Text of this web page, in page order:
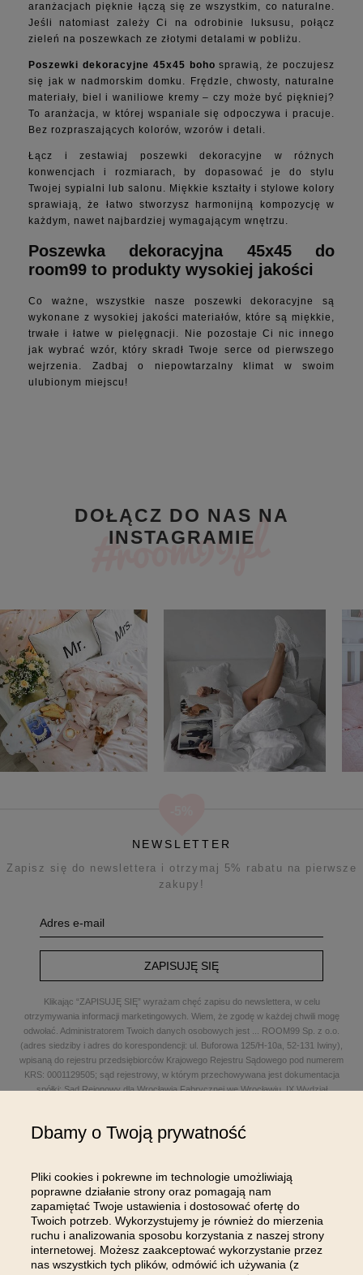
aranżacjach pięknie łączą się ze wszystkim, co naturalne.
Jeśli natomiast zależy Ci na odrobinie luksusu, połącz
zieleń na poszewkach ze złotymi detalami w pobliżu.
Poszewki dekoracyjne 45x45 boho sprawią, że poczujesz
się jak w nadmorskim domku. Frędzle, chwosty, naturalne
materiały, biel i waniliowe kremy – czy może być piękniej?
To aranżacja, w której wspaniale się odpoczywa i pracuje.
Bez rozpraszających kolorów, wzorów i detali.
Łącz i zestawiaj poszewki dekoracyjne w różnych
konwencjach i rozmiarach, by dopasować je do stylu
Twojej sypialni lub salonu. Miękkie kształty i stylowe kolory
sprawiają, że łatwo stworzysz harmonijną kompozycję w
każdym, nawet najbardziej wymagającym wnętrzu.
Poszewka dekoracyjna 45x45 do
room99 to produkty wysokiej jakości
Co ważne, wszystkie nasze poszewki dekoracyjne są
wykonane z wysokiej jakości materiałów, które są miękkie,
trwałe i łatwe w pielęgnacji. Nie pozostaje Ci nic innego
jak wybrać wzór, który skradł Twoje serce od pierwszego
wejrzenia. Zadbaj o niepowtarzalny klimat w swoim
ulubionym miejscu!
DOŁĄCZ DO NAS NA
INSTAGRAMIE
NEWSLETTER
Zapisz się do newslettera i otrzymaj 5% rabatu na pierwsze
zakupy!
ZAPISUJĘ SIĘ
Klikając “ZAPISUJĘ SIĘ” wyrażam chęć zapisu do newslettera, w celu
otrzymywania informacji marketingowych. Wiem, że zgodę w każdej chwili mogę
odwołać. Administratorem Twoich danych osobowych jest
ROOM99 Sp. z o.o.
(adres siedziby i adres do korespondencji: ul. Buforowa 125/H-10a, 52-131 Iwiny),
wpisaną do rejestru przedsiębiorców Krajowego Rejestru Sądowego pod numerem
KRS: 0001129505; sąd rejestrowy, w którym przechowywana jest dokumentacja
spółki: Sąd Rejonowy dla Wrocławia Fabrycznej we Wrocławiu, IX Wydział
poczty elektronicznej: sklep@room99.pl. Zapoznaj się z naszym
OBSŁUGA KLIENTA
Dbamy o Twoją prywatność
Pliki cookies i pokrewne im technologie umożliwiają
poprawne działanie strony oraz pomagają nam
zapamiętać Twoje ustawienia i dostosować ofertę do
Twoich potrzeb. Wykorzystujemy je również do mierzenia
ruchu i analizowania sposobu korzystania z naszej strony
internetowej. Możesz zaakceptować wykorzystanie przez
nas wszystkich tych plików, odmówić ich używania (z